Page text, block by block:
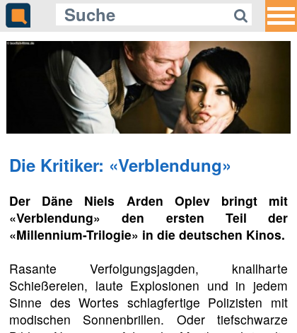
Die Kritiker: «Verblendung»
Der Däne Niels Arden Oplev bringt mit
«Verblendung» den ersten Teil der
«Millennium-Trilogie» in die deutschen Kinos.
Rasante Verfolgungsjagden, knallharte
Schießereien, laute Explosionen und in jedem
Sinne des Wortes schlagfertige Polizisten mit
modischen Sonnenbrillen. Oder tiefschwarze